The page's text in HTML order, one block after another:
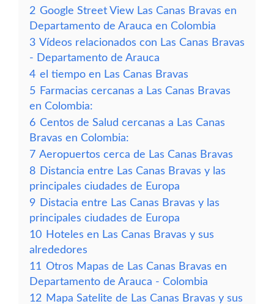
2 Google Street View Las Canas Bravas en
Departamento de Arauca en Colombia
3 Vídeos relacionados con Las Canas Bravas
- Departamento de Arauca
4 el tiempo en Las Canas Bravas
5 Farmacias cercanas a Las Canas Bravas
en Colombia:
6 Centos de Salud cercanas a Las Canas
Bravas en Colombia:
7 Aeropuertos cerca de Las Canas Bravas
8 Distancia entre Las Canas Bravas y las
principales ciudades de Europa
9 Distacia entre Las Canas Bravas y las
principales ciudades de Europa
10 Hoteles en Las Canas Bravas y sus
alrededores
11 Otros Mapas de Las Canas Bravas en
Departamento de Arauca - Colombia
12 Mapa Satelite de Las Canas Bravas y sus